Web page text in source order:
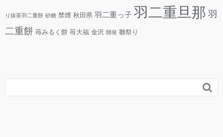
り抹茶羽二重餅 砂糖 禁煙 秋田県 羽二重っ子 羽二重旦那 羽
二重餅 苺みるく餅 苺大福 金沢 開発 雛祭り
